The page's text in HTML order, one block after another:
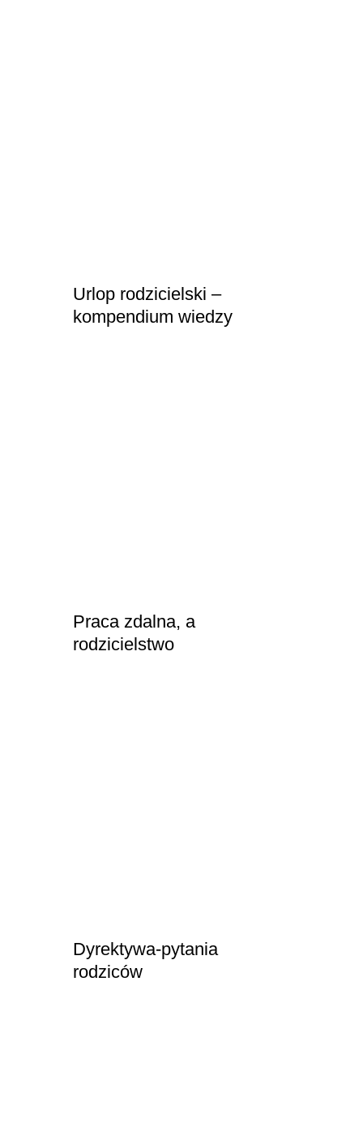
Urlop rodzicielski –
kompendium wiedzy
Praca zdalna, a
rodzicielstwo
Dyrektywa-pytania
rodziców